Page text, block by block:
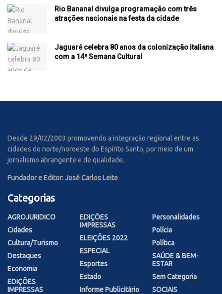
Rio Bananal divulga programação com três
atrações nacionais na festa da cidade
Jaguaré celebra 80 anos da colonização italiana
com a 14ª Semana Cultural
Desde 29/02/2003 promovendo a integração regional entre as
cidades do norte/noroeste do Espírito Santo, por meio de um
jornalismo abrangente e de qualidade.
Fundador e Editor: José Carlos Leite
Categorias
AGROJURIDICO
Cidades
Cultura/Turismo
Destaques
Economia
EDIÇÕES
IMPRESSAS
EDIÇÕES
IMPRESSAS
ELEIÇÕES 2022
ESPECIAL
Esportes
Estado
Informe Publicitário
Personalidades
Polícia
Política
SAÚDE & BEM-
ESTAR
Sem Categoria
SOCIAIS